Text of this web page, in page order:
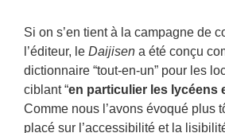
Si on s’en tient à la campagne de
l’éditeur, le Daijisen a été conçu
dictionnaire “tout-en-un” pour les
ciblant “en particulier les lycéens
Comme nous l’avons évoqué plus
placé sur l’accessibilité et la